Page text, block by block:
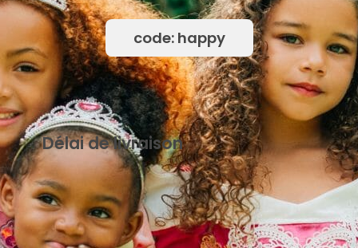
code: happy
Délai de livraison
{mb_levertijd-uitleg_uitleg_standaard_levertijd}